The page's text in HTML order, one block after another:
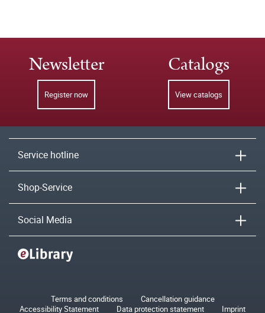
Newsletter
Register now
Catalogs
View catalogs
Service hotline
Shop-Service
Social Media
Terms and conditions
Cancellation guidance
Accessibility Statement
Data protection statement Imprint